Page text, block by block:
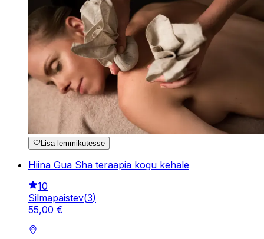
Lisa lemmikutesse
Hiina Gua Sha teraapia kogu kehale
10
Silmapaistev(3)
55,00 €